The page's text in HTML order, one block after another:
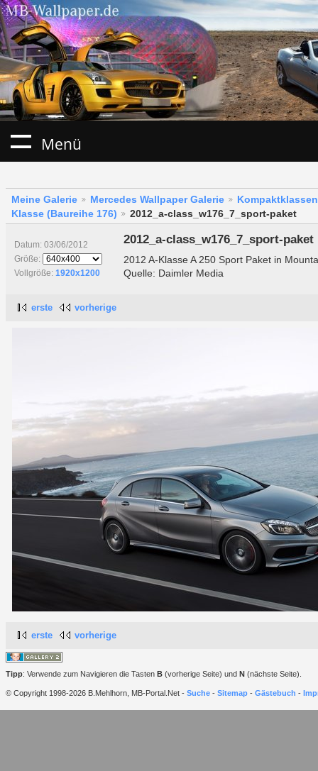
Menü
Meine Galerie Mercedes Wallpaper Galerie
Klasse (Baureihe 176)
2012_a-class_w176_7_sport-paket
Datum: 03/06/2012
Größe:
Vollgröße: 1920x1200
2012_a-class_w176_7_sport-paket
2012 A-Klasse A 250 Sport Paket in
Quelle: Daimler Media
erste vorherige
erste vorherige
Tipp: Verwende zum Navigieren die Tasten B (vorherige Seite) und N (nächste Seite).
© Copyright 1998-2026 B.Mehlhorn, MB-Portal.Net - Suche - Sitemap - Gästebuch -